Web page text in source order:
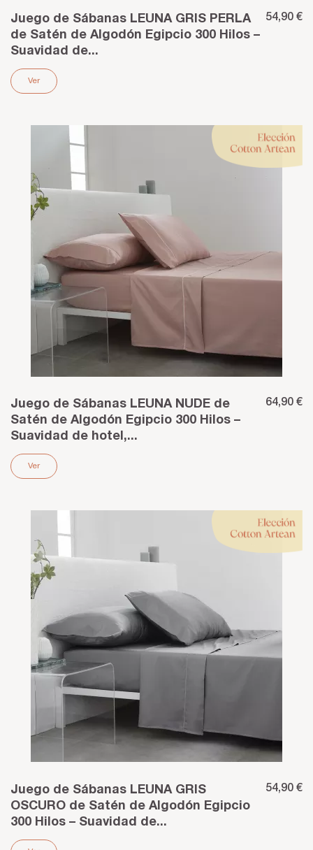
Juego de Sábanas LEUNA GRIS PERLA
de Satén de Algodón Egipcio 300 Hilos –
Suavidad de...
54,90 €
Ver
Juego de Sábanas LEUNA NUDE de
Satén de Algodón Egipcio 300 Hilos –
Suavidad de hotel,...
64,90 €
Ver
Juego de Sábanas LEUNA GRIS
OSCURO de Satén de Algodón Egipcio
300 Hilos – Suavidad de...
54,90 €